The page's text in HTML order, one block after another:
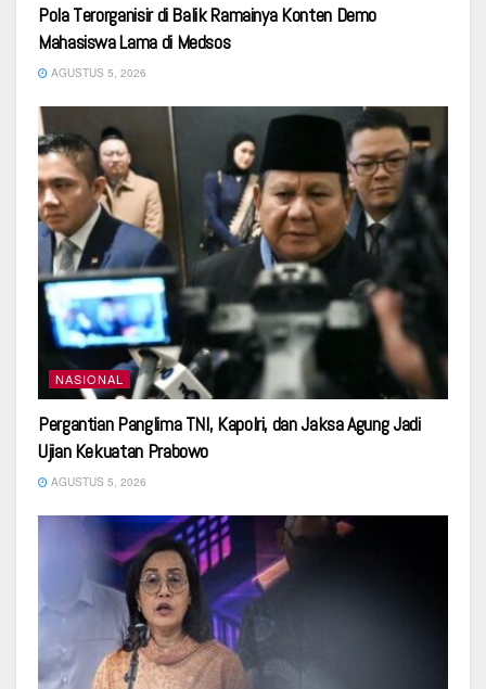
Pola Terorganisir di Balik Ramainya Konten Demo
Mahasiswa Lama di Medsos
AGUSTUS 5, 2026
NASIONAL
Pergantian Panglima TNI, Kapolri, dan Jaksa Agung Jadi
Ujian Kekuatan Prabowo
AGUSTUS 5, 2026